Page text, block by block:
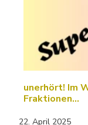
unerhört! Im
Fraktionen…
22. April 2025